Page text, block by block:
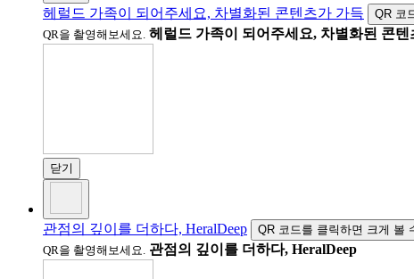
헤럴드 가족이 되어주세요, 차별화된 콘텐츠가 가득
QR 코
QR을 촬영해보세요. 헤럴드 가족이 되어주세요, 차별화된 콘텐
닫기
관점의 깊이를 더하다, HeralDeep
QR 코드를 클릭하면 크게 볼
QR을 촬영해보세요. 관점의 깊이를 더하다, HeralDeep